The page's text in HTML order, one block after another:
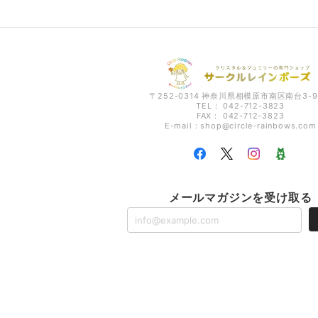
〒252-0314 神奈川県相模原市南区南台3-
TEL： 042-712-3823
FAX： 042-712-3823
E-mail： shop@circle-rainbows.com
メールマガジンを受け取る